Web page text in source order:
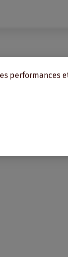
performances